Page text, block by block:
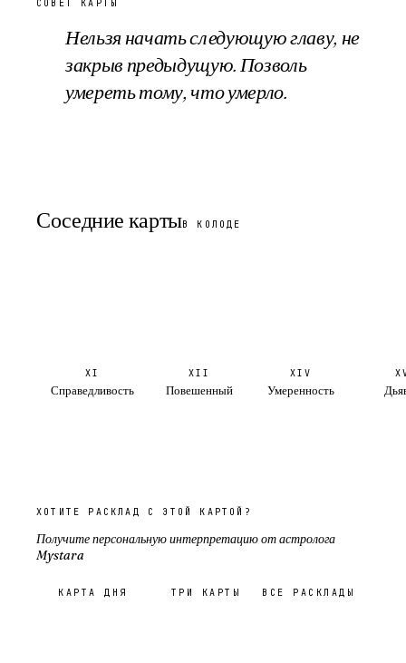
СОВЕТ КАРТЫ
Нельзя начать следующую главу, не
закрыв предыдущую. Позволь
умереть тому, что умерло.
Соседние картыВ КОЛОДЕ
XI
Справедливость
XII
Повешенный
XIV
Умеренность
ХОТИТЕ РАСКЛАД С ЭТОЙ КАРТОЙ?
Получите персональную интерпретацию от астролога
Mystara
КАРТА ДНЯ ТРИ КАРТЫ ВСЕ РАСКЛАДЫ